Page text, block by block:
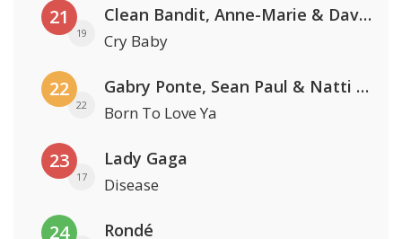
21
19
Clean Bandit, Anne-Marie & David Guetta
Cry Baby
22
22
Gabry Ponte, Sean Paul & Natti Natasha
Born To Love Ya
23
17
Lady Gaga
Disease
24 Rondé